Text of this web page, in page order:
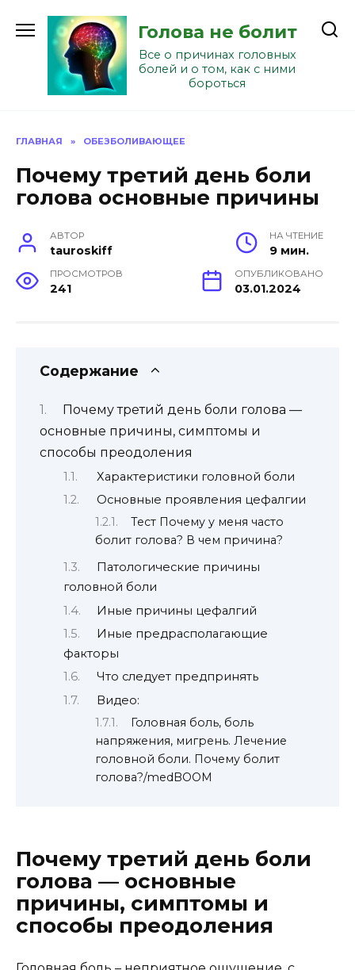
содержанию
Голова не болит
Все о причинах головных
болей и о том, как с ними
бороться
ГЛАВНАЯ » ОБЕЗБОЛИВАЮЩЕЕ
Почему третий день боли
голова основные причины
АВТОР
tauroskiff
НА ЧТЕНИЕ
9 мин.
ПРОСМОТРОВ
241
ОПУБЛИКОВАНО
03.01.2024
Содержание
Почему третий день боли голова —
основные причины, симптомы и
способы преодоления
Характеристики головной боли
Основные проявления цефалгии
Тест Почему у меня часто
болит голова? В чем причина?
Патологические причины
головной боли
Иные причины цефалгий
Иные предрасполагающие
факторы
Что следует предпринять
Видео:
Головная боль, боль
напряжения, мигрень. Лечение
головной боли. Почему болит
голова?/medBOOM
Почему третий день боли
голова — основные
причины, симптомы и
способы преодоления